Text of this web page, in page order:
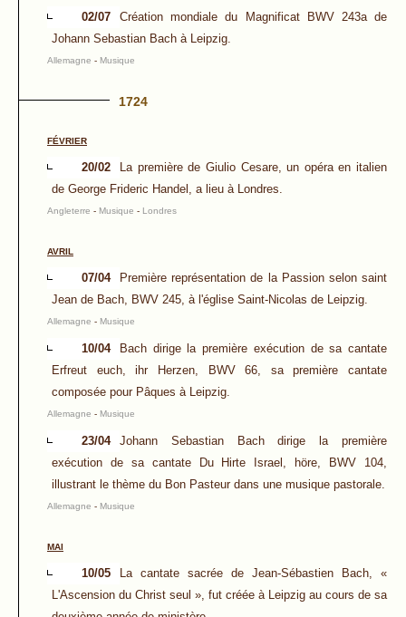
02/07
Création mondiale du Magnificat BWV 243a de
Johann Sebastian Bach à Leipzig.
Allemagne - Musique
1724
FÉVRIER
20/02
La première de Giulio Cesare, un opéra en italien
de George Frideric Handel, a lieu à Londres.
Angleterre - Musique - Londres
AVRIL
07/04
Première représentation de la Passion selon saint
Jean de Bach, BWV 245, à l'église Saint-Nicolas de Leipzig.
Allemagne - Musique
10/04
Bach dirige la première exécution de sa cantate
Erfreut euch, ihr Herzen, BWV 66, sa première cantate
composée pour Pâques à Leipzig.
Allemagne - Musique
23/04
Johann Sebastian Bach dirige la première
exécution de sa cantate Du Hirte Israel, höre, BWV 104,
illustrant le thème du Bon Pasteur dans une musique pastorale.
Allemagne - Musique
MAI
10/05
La cantate sacrée de Jean-Sébastien Bach, «
L'Ascension du Christ seul », fut créée à Leipzig au cours de sa